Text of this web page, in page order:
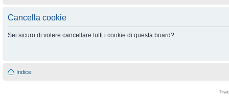
Cancella cookie
Sei sicuro di volere cancellare tutti i cookie di questa board?
Indice